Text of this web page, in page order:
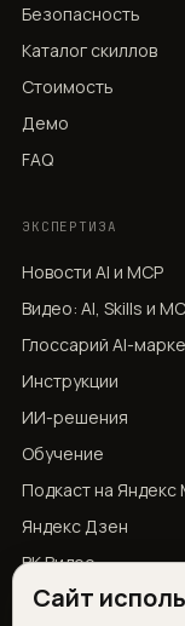
Безопасность
Каталог скиллов
Стоимость
Демо
FAQ
ЭКСПЕРТИЗА
Новости AI и MCP
Видео: AI, Skills и
Глоссарий AI-
Инструкции
ИИ-решения
Обучение
Подкаст на Яндекс
Яндекс Дзен
ВК Видео
YouTube
Сайт